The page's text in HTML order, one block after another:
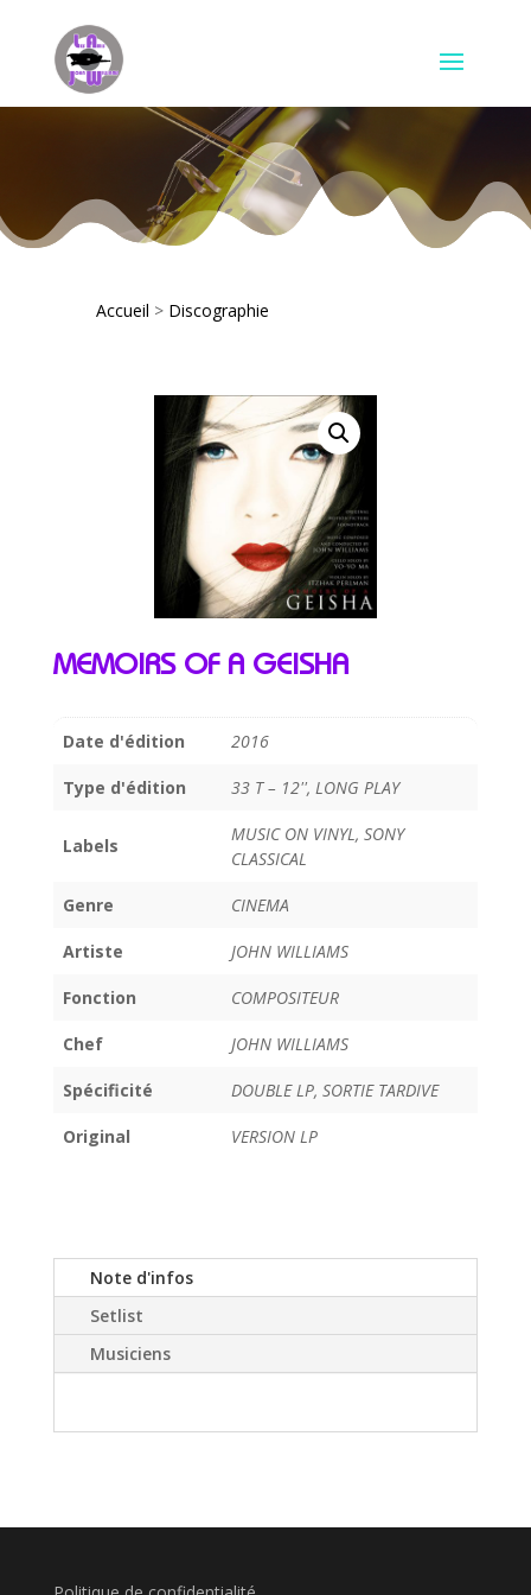
Accueil > Discographie
MEMOIRS OF A GEISHA
Date d'édition 2016
Type d'édition 33 T – 12'', LONG PLAY
Labels
MUSIC ON VINYL, SONY
CLASSICAL
Genre CINEMA
Artiste JOHN WILLIAMS
Fonction COMPOSITEUR
Chef JOHN WILLIAMS
Spécificité DOUBLE LP, SORTIE TARDIVE
Original VERSION LP
Note d'infos
Setlist
Musiciens